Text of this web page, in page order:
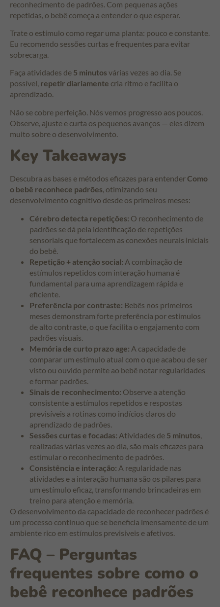
reconhecimento de padrões. Com pequenas ações
repetidas, o bebê começa a entender o que esperar.
Trate o estímulo como regar uma planta: pouco e constante.
Eu recomendo sessões curtas e frequentes para evitar
sobrecarga.
Faça atividades de 5 minutos várias vezes ao dia. Se
possível, repetir diariamente cria ritmo e facilita o
aprendizado.
Não se cobre perfeição. Nós vemos progresso aos poucos.
Observe, ajuste e curta os pequenos avanços — eles dizem
muito sobre o desenvolvimento.
Key Takeaways
Descubra as bases e métodos eficazes para entenderComo
o bebê reconhece padrões, otimizando seu
desenvolvimento cognitivo desde os primeiros meses:
Cérebro detecta repetições: O reconhecimento de
padrões se dá pela identificação de repetições
sensoriais que fortalecem as conexões neurais iniciais
do bebê.
Repetição + atenção social: A combinação de
estímulos repetidos com interação humana é
fundamental para uma aprendizagem rápida e
eficiente.
Preferência por contraste: Bebês nos primeiros
meses demonstram forte preferência por estímulos
de alto contraste, o que facilita o engajamento com
padrões visuais.
Memória de curto prazo age: A capacidade de
comparar um estímulo atual com o que acabou de ser
visto ou ouvido permite ao bebê notar regularidades
e formar padrões.
Sinais de reconhecimento: Observe a atenção
consistente a estímulos repetidos e respostas
previsíveis a rotinas como indícios claros do
aprendizado de padrões.
Sessões curtas e focadas: Atividades de 5 minutos
realizadas várias vezes ao dia, são mais eficazes para
estimular o reconhecimento de padrões.
Consistência e interação: A regularidade nas
atividades e a interação humana são os pilares para
um estímulo eficaz, transformando brincadeiras em
treino para atenção e memória.
O desenvolvimento da capacidade de reconhecer padrões é
um processo contínuo que se beneficia imensamente de um
ambiente rico em estímulos previsíveis e afetivos.
FAQ – Perguntas
frequentes sobre como o
bebê reconhece padrões